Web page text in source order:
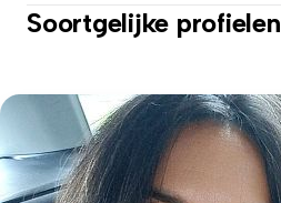
Soortgelijke profielen